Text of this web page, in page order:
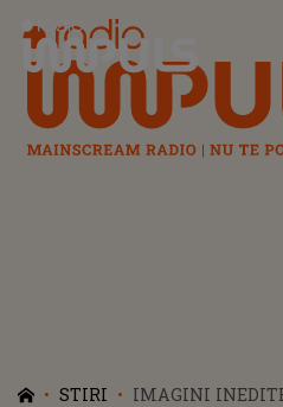
Radio Impuls
STIRI
IMAGINI